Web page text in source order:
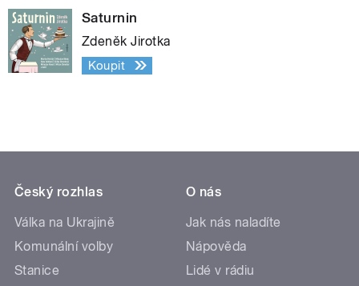
Saturnin
Zdeněk Jirotka
Koupit
Český rozhlas
Válka na Ukrajině
Komunální volby
Stanice
O nás
Jak nás naladíte
Nápověda
Lidé v rádiu